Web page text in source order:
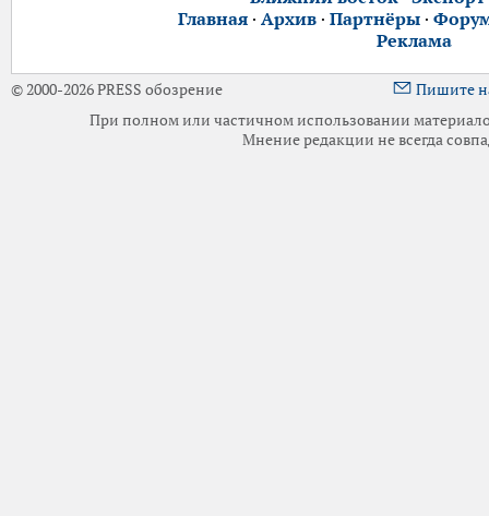
Главная· Архив· Партнёры·
Реклама
© 2000-2026 PRESS обозрение
Пишите
При полном или частичном использовании
Мнение редакции не всегда